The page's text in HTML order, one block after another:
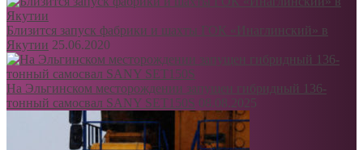
Близится запуск фабрики и шахты ГОК «Инаглинский» в
Якутии 25.06.2020
На Эльгинском месторождении запущен гибридный 136-
тонный самосвал SANY SET150S 08.08.2025